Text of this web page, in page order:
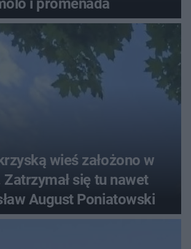
i promenada
wieś założono w
się tu nawet
August Poniatowski